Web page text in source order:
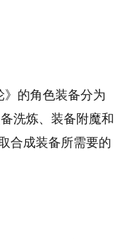
的角色装备分为
洗炼、装备附魔和
合成装备所需要的